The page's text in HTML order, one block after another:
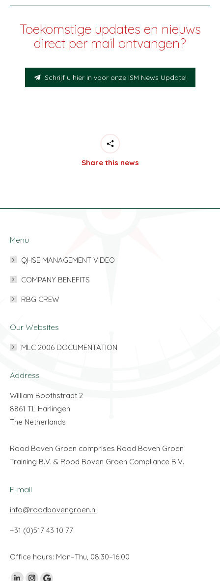
Toekomstige updates en nieuws
direct per mail ontvangen?
Schrijf u hier in voor onze ISM News Update!
Share this news
Menu
QHSE MANAGEMENT VIDEO
COMPANY BENEFITS
RBG CREW
Our Websites
MLC 2006 DOCUMENTATION
Address
William Boothstraat 2
8861 TL Harlingen
The Netherlands
Rood Boven Groen comprises Rood Boven Groen
Training B.V. & Rood Boven Groen Compliance B.V.
E-mail
info@roodbovengroen.nl
+31 (0)517 43 10 77
Office hours: Mon–Thu, 08:30–16:00
Vind ons op: